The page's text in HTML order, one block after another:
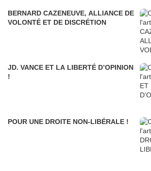
BERNARD CAZENEUVE, ALLIANCE DE
VOLONTÉ ET DE DISCRÉTION
JD. VANCE ET LA LIBERTÉ D’OPINION
!
POUR UNE DROITE NON-LIBÉRALE !